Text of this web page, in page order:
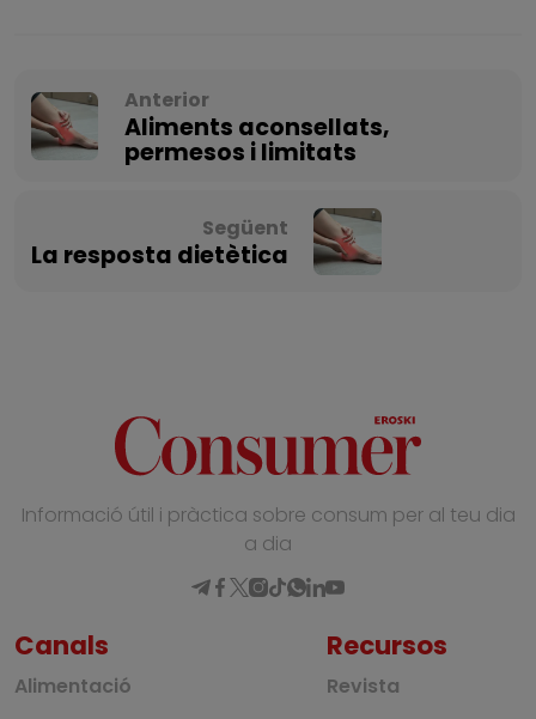
Anterior
Aliments aconsellats,
permesos i limitats
Següent
La resposta dietètica
Informació útil i pràctica sobre consum per al teu dia
a dia
Canals
Alimentació
Recursos
Revista